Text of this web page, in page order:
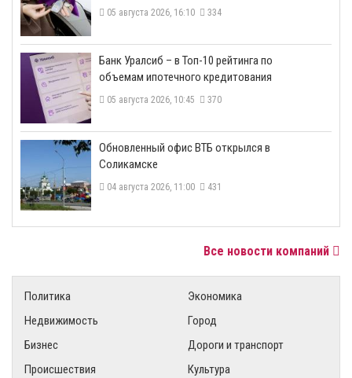
05 августа 2026, 16:10 334
​Банк Уралсиб – в Топ-10 рейтинга по
объемам ипотечного кредитования
05 августа 2026, 10:45 370
​Обновленный офис ВТБ открылся в
Соликамске
04 августа 2026, 11:00 431
Все новости компаний
Политика
Экономика
Недвижимость
Город
Бизнес
Дороги и транспорт
Происшествия
Культура